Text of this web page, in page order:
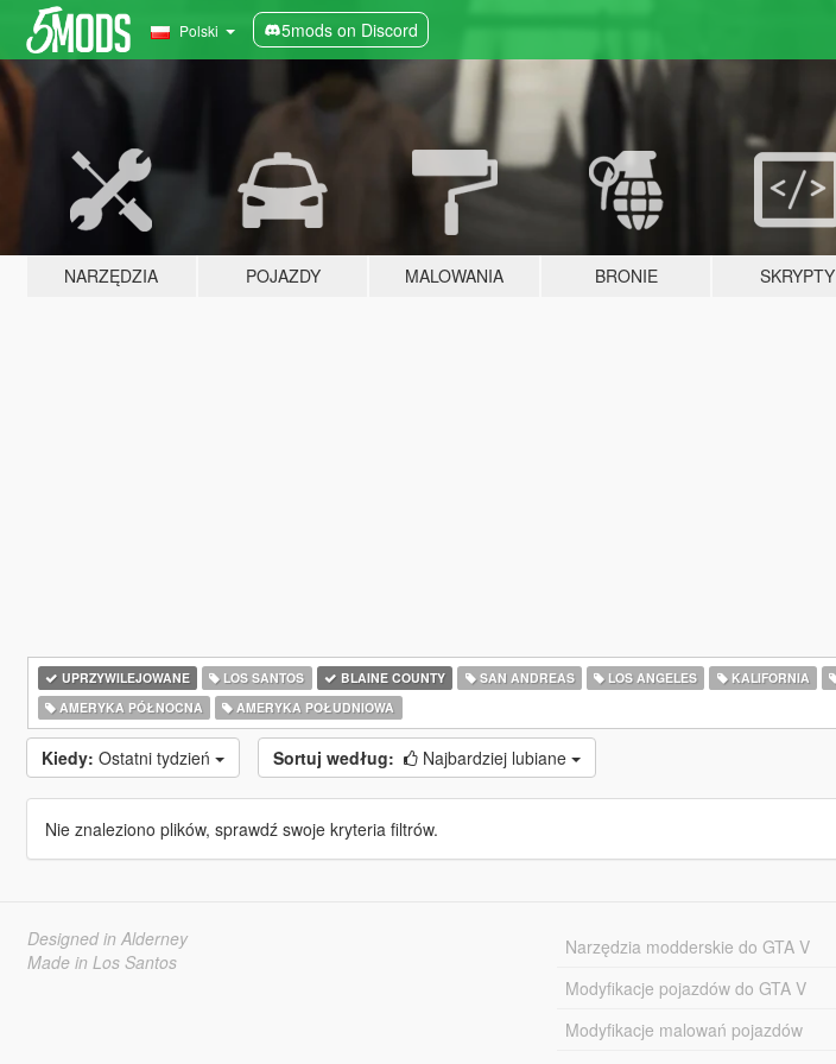
Polski 5mods on Discord
NARZĘDZIA POJAZDY MALOWANIA BRONIE SKRYPTY
UPRZYWILEJOWANE LOS SANTOS BLAINE COUNTY SAN ANDREAS LOS ANGELES KALIFORNIA
AMERYKA PÓŁNOCNA
AMERYKA POŁUDNIOWA
Kiedy: Ostatni tydzień Sortuj według: Najbardziej lubiane
Nie znaleziono plików, sprawdź swoje kryteria filtrów.
Designed in Alderney
Made in Los Santos
Narzędzia modderskie do GTA V
Modyfikacje pojazdów do GTA V
Modyfikacje malowań pojazdów